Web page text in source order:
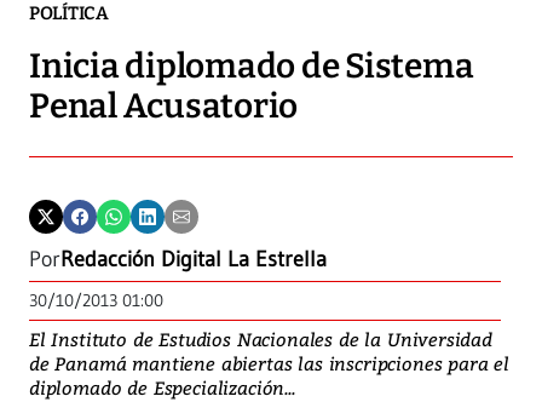
POLÍTICA
Inicia diplomado de Sistema
Penal Acusatorio
PorRedacción Digital La Estrella
30/10/2013 01:00
El Instituto de Estudios Nacionales de la Universidad
de Panamá mantiene abiertas las inscripciones para el
diplomado de Especialización...